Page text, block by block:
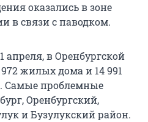
оказались в зоне
в связи с паводком.
апреля, в Оренбургской
жилых дома и 14 991
Самые проблемные
Оренбургский,
и Бузулукский район.